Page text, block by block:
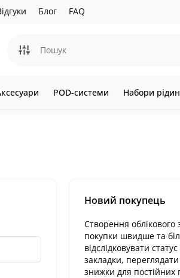
Блог FAQ
POD-системи Набори рідин
Новий покупець
Створення
покупки швидше та
відслідковувати
закладки,
знижки для постійних